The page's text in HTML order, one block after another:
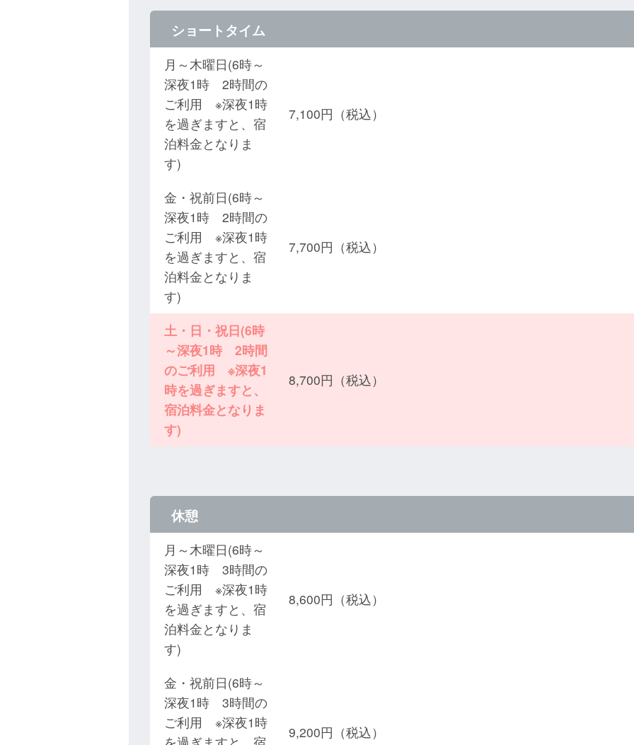
ショートタイム
月～木曜日(6時～
深夜1時 2時間の
ご利用 ※深夜1時
を過ぎますと、宿
泊料金となりま
す)
7,100円（税込）
金・祝前日(6時～
深夜1時 2時間の
ご利用 ※深夜1時
を過ぎますと、宿
泊料金となりま
す)
7,700円（税込）
土・日・祝日(6時
～深夜1時 2時間
のご利用 ※深夜1
時を過ぎますと、
宿泊料金となりま
す)
8,700円（税込）
休憩
月～木曜日(6時～
深夜1時 3時間の
ご利用 ※深夜1時
を過ぎますと、宿
泊料金となりま
す)
8,600円（税込）
金・祝前日(6時～
深夜1時 3時間の
ご利用 ※深夜1時
9,200円（税込）